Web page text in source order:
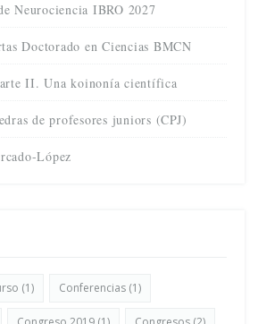
Neurociencia IBRO 2027
Doctorado en Ciencias BMCN
II. Una koinonía científica
de profesores juniors (CPJ)
López
(1) Conferencias (1)